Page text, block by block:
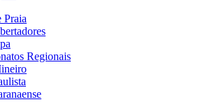
Praia
Regionais